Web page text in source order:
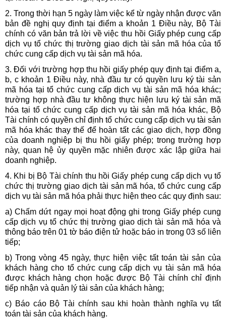
2. Trong thời hạn 5 ngày làm việc kể từ ngày nhận được văn
bản đề nghị quy định tại điểm a khoản 1 Điều này, Bộ Tài
chính có văn bản trả lời về việc thu hồi Giấy phép cung cấp
dịch vụ tổ chức thị trường giao dịch tài sản mã hóa của tổ
chức cung cấp dịch vụ tài sản mã hóa.
3. Đối với trường hợp thu hồi giấy phép quy định tại điểm a,
b, c khoản 1 Điều này, nhà đầu tư có quyền lưu ký tài sản
mã hóa tại tổ chức cung cấp dịch vụ tài sản mã hóa khác;
trường hợp nhà đầu tư không thực hiện lưu ký tài sản mã
hóa tại tổ chức cung cấp dịch vụ tài sản mã hóa khác, Bộ
Tài chính có quyền chỉ định tổ chức cung cấp dịch vụ tài sản
mã hóa khác thay thế để hoàn tất các giao dịch, hợp đồng
của doanh nghiệp bị thu hồi giấy phép; trong trường hợp
này, quan hệ ủy quyền mặc nhiên được xác lập giữa hai
doanh nghiệp.
4. Khi bị Bộ Tài chính thu hồi Giấy phép cung cấp dịch vụ tổ
chức thị trường giao dịch tài sản mã hóa, tổ chức cung cấp
dịch vụ tài sản mã hóa phải thực hiện theo các quy định sau:
a) Chấm dứt ngay mọi hoạt động ghi trong Giấy phép cung
cấp dịch vụ tổ chức thị trường giao dịch tài sản mã hóa và
thông báo trên 01 tờ báo điện tử hoặc báo in trong 03 số liên
tiếp;
b) Trong vòng 45 ngày, thực hiện việc tất toán tài sản của
khách hàng cho tổ chức cung cấp dịch vụ tài sản mã hóa
được khách hàng chọn hoặc được Bộ Tài chính chỉ định
tiếp nhận và quản lý tài sản của khách hàng;
c) Báo cáo Bộ Tài chính sau khi hoàn thành nghĩa vụ tất
toán tài sản của khách hàng.